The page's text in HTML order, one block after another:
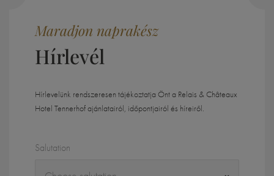
Maradjon naprakész
Hírlevél
Hírlevelünk rendszeresen tájékoztatja Önt a Relais & Châteaux
Hotel Tennerhof ajánlatairól, időpontjairól és híreiről.
Salutation